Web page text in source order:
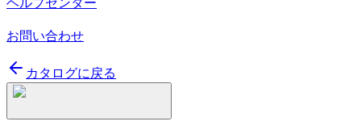
ヘルプセンター
お問い合わせ
カタログに戻る